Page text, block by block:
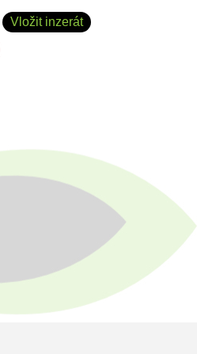
Vložit inzerát